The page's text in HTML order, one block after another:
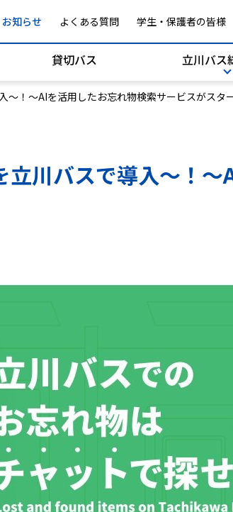
お知らせ よくある質問 学生・保護者の皆様
乗車券・定期券
貸切バス 立川バス
～！〜AIを活用したお忘れ物検索サービスがスタ
立川バスで導入～！